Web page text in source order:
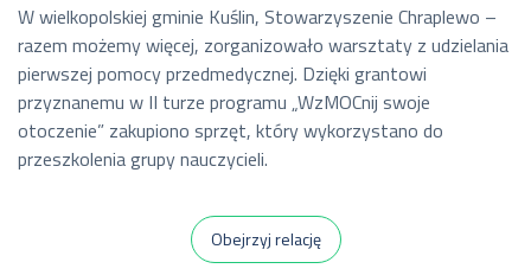
W wielkopolskiej gminie Kuślin, Stowarzyszenie Chraplewo –
razem możemy więcej, zorganizowało warsztaty z udzielania
pierwszej pomocy przedmedycznej. Dzięki grantowi
przyznanemu w II turze programu „WzMOCnij swoje
otoczenie” zakupiono sprzęt, który wykorzystano do
przeszkolenia grupy nauczycieli.
Obejrzyj relację